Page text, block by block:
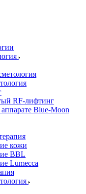
RF-лифтинг
Blue-Moon
кожи
BBL
Lumecca